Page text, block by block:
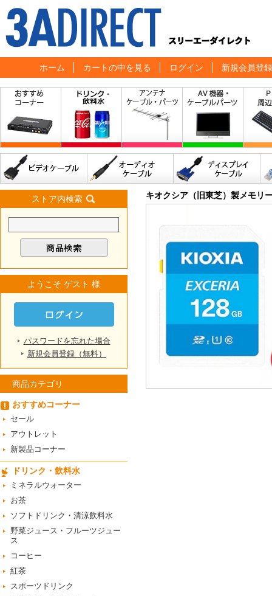
ホーム カートの中を見る ログイン 新規会員登録
ストア内検索
ようこそ ゲスト 様
パスワードを忘れた場合
新規会員登録（無料）
商品カテゴリ
おすすめコーナー
セール
アウトレット
新製品コーナー
ドリンク・飲料水
ミネラルウォーター
お茶
ソフトドリンク・清涼飲料水
野菜ジュース・フルーツジュー
ス
コーヒー
紅茶
スポーツドリンク
キオクシア（旧東芝）製メモリ